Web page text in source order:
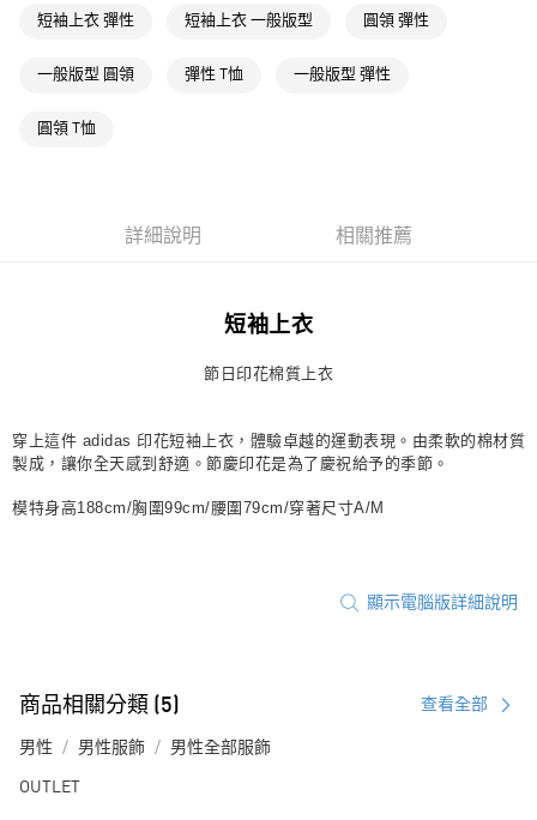
每筆NT$80，滿NT$1,500(含以上)免運費
付款後萊爾富取貨
每筆NT$80，滿NT$1,500(含以上)免運費
每筆NT$80，滿NT$1,500(含以上)免運費
每筆NT$80，滿NT$1,500(含以上)免運費
付款後門市自取
每筆NT$80，滿NT$1,500(含以上)免運費
短袖上衣 彈性 短袖上衣 一般版型 圓領 彈性
一般版型 圓領 彈性 T恤 一般版型 彈性
圓領 T恤
詳細說明 相關推薦
短袖上衣
節日印花棉質上衣
穿上這件 adidas 印花短袖上衣，體驗卓越的運動表現。由柔軟的棉材質
製成，讓你全天感到舒適。節慶印花是為了慶祝給予的季節。
模特身高188cm/胸圍99cm/腰圍79cm/穿著尺寸A/M
顯示電腦版詳細說明
商品相關分類 (5) 查看全部
男性 男性服飾 男性全部服飾
OUTLET